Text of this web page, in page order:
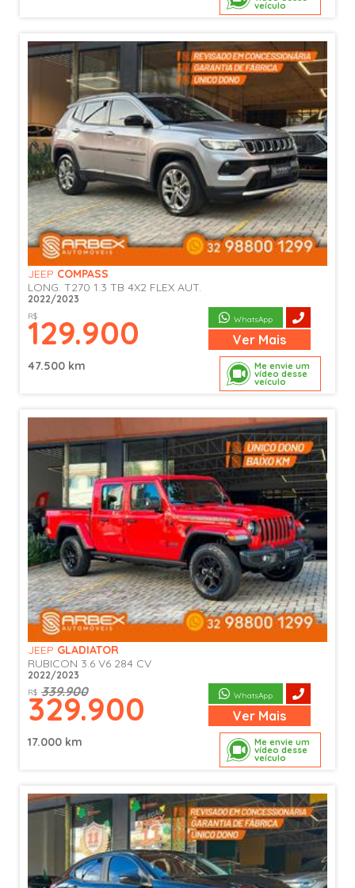
veículo
Me envie um
vídeo desse
veículo
JEEP COMPASS
LONG. T270 1.3 TB 4X2 FLEX AUT.
2022/2023
R$
129.900 WhatsApp
Ver Mais
47.500 km
Me envie um
vídeo desse
veículo
JEEP GLADIATOR
RUBICON 3.6 V6 284 CV
2022/2023
R$ 339.900
329.900 WhatsApp
Ver Mais
17.000 km